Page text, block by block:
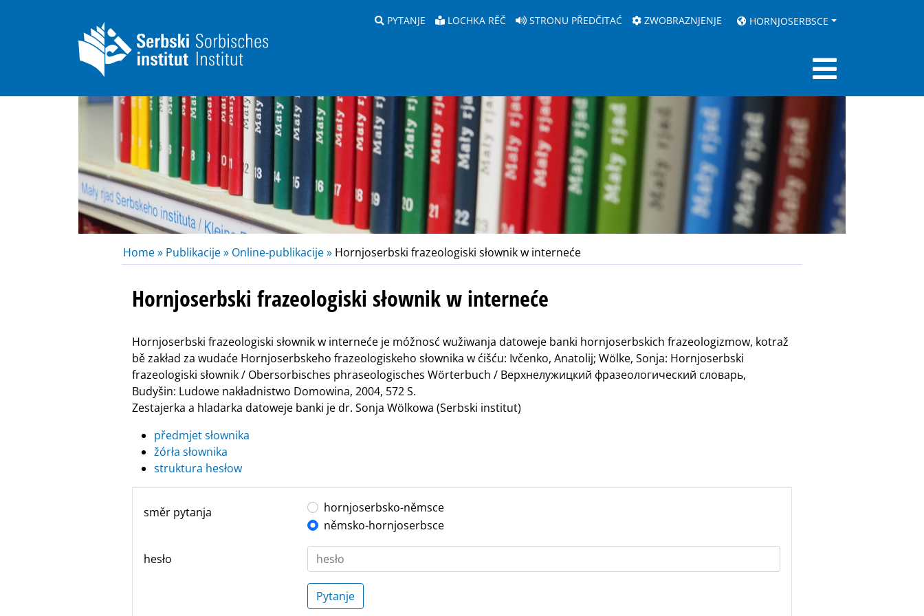
PYTANJE LOCHKA RĚČ STRONU PŘEDČITAĆ ZWOBRAZNJENJE HORNJOSERBSCE
Home » Publikacije » Online-publikacije » Hornjoserbski frazeologiski słownik w interneće
Hornjoserbski frazeologiski słownik w interneće
Hornjoserbski frazeologiski słownik w interneće je móžnosć wužiwanja datoweje banki hornjoserbskich frazeologizmow, kotraž
bě zakład za wudaće Hornjoserbskeho frazeologiskeho słownika w ćišću: Ivčenko, Anatolij; Wölke, Sonja: Hornjoserbski
frazeologiski słownik / Obersorbisches phraseologisches Wörterbuch / Верхнелужицкий фразеологический словарь,
Budyšin: Ludowe nakładnistwo Domowina, 2004, 572 S.
Zestajerka a hladarka datoweje banki je dr. Sonja Wölkowa (Serbski institut)
předmjet słownika
žórła słownika
struktura hesłow
směr pytanja
hornjoserbsko-němsce
němsko-hornjoserbsce
hesło
Pytanje